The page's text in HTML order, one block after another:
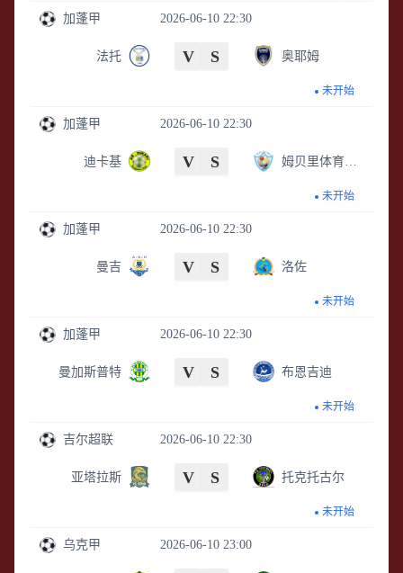
2026-06-10 22:30
加蓬甲
法托 V S 奥耶姆
未开始
2026-06-10 22:30
加蓬甲
迪卡基 V S
未开始
2026-06-10 22:30
加蓬甲
曼吉 V S 洛佐
未开始
2026-06-10 22:30
加蓬甲
曼加斯普特 V S 布恩吉迪
未开始
2026-06-10 22:30
吉尔超联
亚塔拉斯 V S 托克托古尔
未开始
2026-06-10 23:00
乌克甲